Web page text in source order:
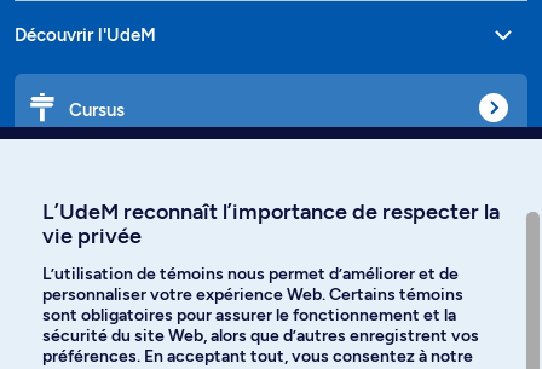
Découvrir l'UdeM
Cursus
Langues
L’UdeM reconnaît l’importance de respecter la
vie privée
L’utilisation de témoins nous permet d’améliorer et de
personnaliser votre expérience Web. Certains témoins
sont obligatoires pour assurer le fonctionnement et la
sécurité du site Web, alors que d’autres enregistrent vos
préférences. En acceptant tout, vous consentez à notre